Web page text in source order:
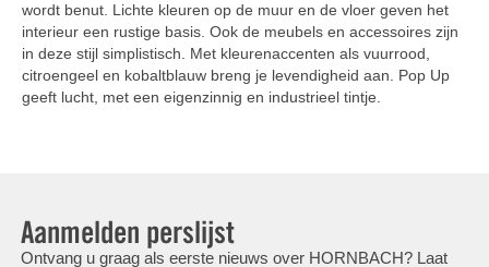
wordt benut. Lichte kleuren op de muur en de vloer geven het
interieur een rustige basis. Ook de meubels en accessoires zijn
in deze stijl simplistisch. Met kleurenaccenten als vuurrood,
citroengeel en kobaltblauw breng je levendigheid aan. Pop Up
geeft lucht, met een eigenzinnig en industrieel tintje.
Aanmelden perslijst
Ontvang u graag als eerste nieuws over HORNBACH? Laat